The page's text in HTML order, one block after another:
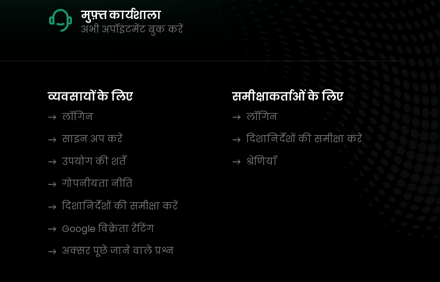
मुफ़्त कार्यशाला
अभी अपॉइंटमेंट बुक करें
व्यवसायों के लिए
लॉगिन
साइन अप करें
उपयोग की शर्तें
गोपनीयता नीति
दिशानिर्देशों की समीक्षा करें
Google विक्रेता रेटिंग
अक्सर पूछे जाने वाले प्रश्न
समीक्षाकर्ताओं के लिए
लॉगिन
दिशानिर्देशों की समीक्षा करें
श्रेणियाँ